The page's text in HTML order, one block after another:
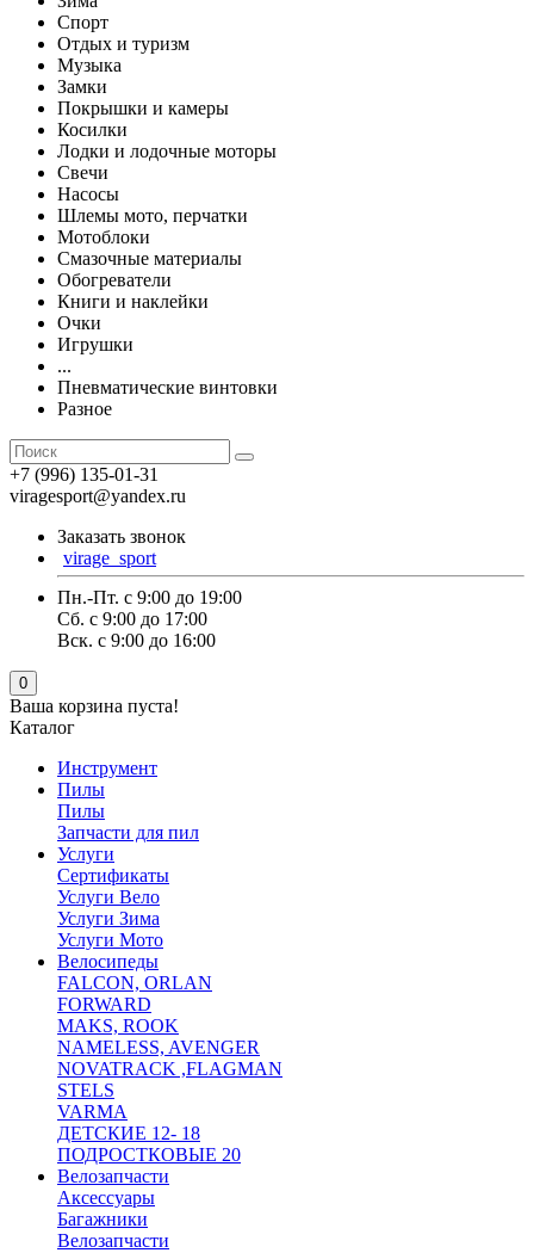
Спорт
Отдых и туризм
Музыка
Замки
Покрышки и камеры
Косилки
Лодки и лодочные моторы
Свечи
Насосы
Шлемы мото, перчатки
Мотоблоки
Смазочные материалы
Обогреватели
Книги и наклейки
Очки
Игрушки
...
Пневматические винтовки
Разное
+7 (996) 135-01-31
viragesport@yandex.ru
Заказать звонок
virage_sport
Пн.-Пт. с 9:00 до 19:00
Сб. с 9:00 до 17:00
Вск. с 9:00 до 16:00
0
Ваша корзина пуста!
Каталог
Инструмент
Пилы
Пилы
Запчасти для пил
Услуги
Сертификаты
Услуги Вело
Услуги Зима
Услуги Мото
Велосипеды
FALCON, ORLAN
FORWARD
MAKS, ROOK
NAMELESS, AVENGER
NOVATRACK ,FLAGMAN
STELS
VARMA
ДЕТСКИЕ 12- 18
ПОДРОСТКОВЫЕ 20
Велозапчасти
Аксессуары
Багажники
Велозапчасти